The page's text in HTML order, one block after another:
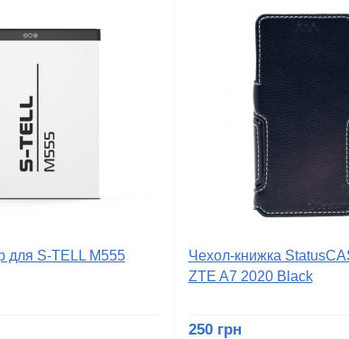
для S-TELL M555
Чехол-книжка
ZTE A7 2020 Black
250 грн